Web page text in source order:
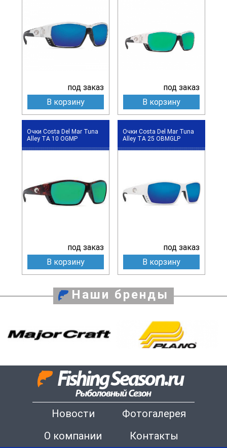
под заказ
В корзину
под заказ
В корзину
Очки Costa Del Mar Tuna
Alley TA 10 OGMP
под заказ
В корзину
Очки Costa Del Mar Tuna
Alley TA 25 OBMGLP
под заказ
В корзину
Наши бренды
Новости
Фотогалерея
О компании
Контакты